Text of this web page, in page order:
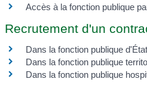
Accès à la fonction publique
Recrutement d'un
Dans la fonction publique
Dans la fonction publique
Dans la fonction publique